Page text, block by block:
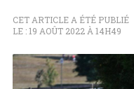
CET ARTICLE A ÉTÉ PUBLIÉ
LE : 19 AOÛT 2022 À 14H49